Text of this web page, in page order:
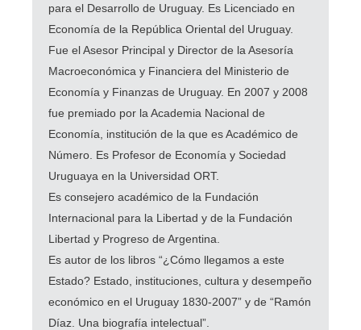
para el Desarrollo de Uruguay. Es Licenciado en
Economía de la República Oriental del Uruguay.
Fue el Asesor Principal y Director de la Asesoría
Macroeconómica y Financiera del Ministerio de
Economía y Finanzas de Uruguay. En 2007 y 2008
fue premiado por la Academia Nacional de
Economía, institución de la que es Académico de
Número. Es Profesor de Economía y Sociedad
Uruguaya en la Universidad ORT.
Es consejero académico de la Fundación
Internacional para la Libertad y de la Fundación
Libertad y Progreso de Argentina.
Es autor de los libros “¿Cómo llegamos a este
Estado? Estado, instituciones, cultura y desempeño
económico en el Uruguay 1830-2007” y de “Ramón
Díaz. Una biografía intelectual”.